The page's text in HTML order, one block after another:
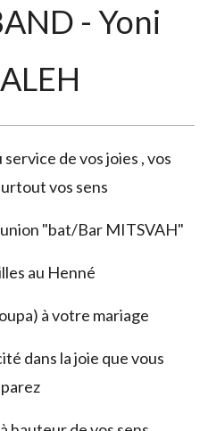
- Yoni
de vos joies , vos
vos sens
"bat/Bar MITSVAH"
au Henné
à votre mariage
dans la joie que vous